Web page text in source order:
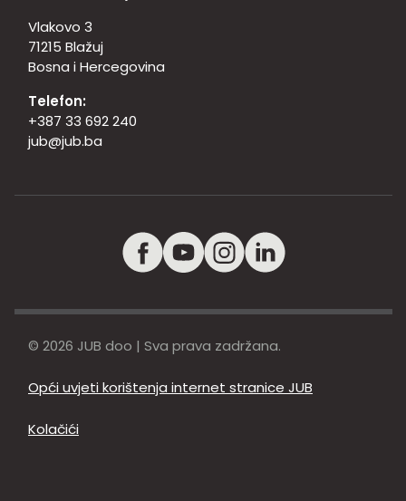
Vlakovo 3
71215 Blažuj
Bosna i Hercegovina
Telefon:
+387 33 692 240
jub@jub.ba
© 2026 JUB doo | Sva prava zadržana.
Opći uvjeti korištenja internet stranice JUB
Kolačići